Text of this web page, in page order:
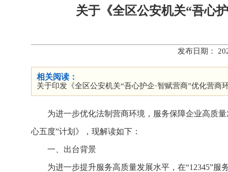
关于《全区公安机关“吾心
发布日期：
相关阅读：
关于印发《全区公安机关“吾心护企·智赋营商”优化营商
为进一步优化法制营商环境，服务保障企业高质
心五度”计划》，现解读如下：
一、出台背景
为进一步提升服务高质量发展水平，在“12345”